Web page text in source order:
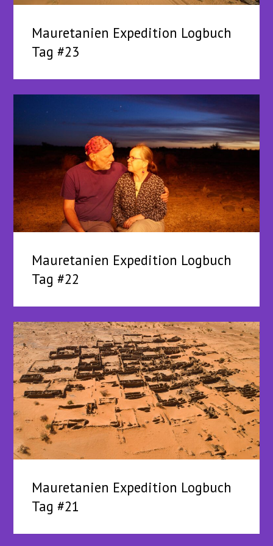
Mauretanien Expedition Logbuch
Tag #23
Mauretanien Expedition Logbuch
Tag #22
Mauretanien Expedition Logbuch
Tag #21